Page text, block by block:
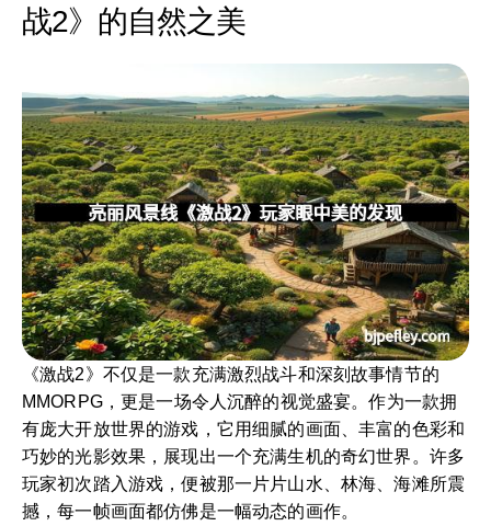
战2》的自然之美
《激战2》不仅是一款充满激烈战斗和深刻故事情节的
MMORPG，更是一场令人沉醉的视觉盛宴。作为一款拥
有庞大开放世界的游戏，它用细腻的画面、丰富的色彩和
巧妙的光影效果，展现出一个充满生机的奇幻世界。许多
玩家初次踏入游戏，便被那一片片山水、林海、海滩所震
撼，每一帧画面都仿佛是一幅动态的画作。